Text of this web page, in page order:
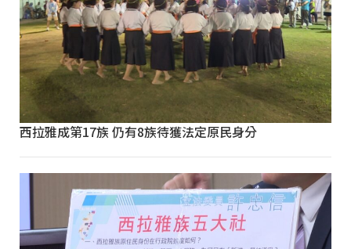
西拉雅成第17族 仍有8族待獲法定原民身分